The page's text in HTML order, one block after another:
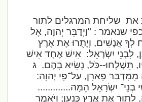
שליחת המרגלים לתור
שנאמר : "וַיְדַבֵּר יְהוָה, אֶל
אֲנָשִׁים, וְיָתֻרוּ אֶת אֶרֶץ
יִשְׂרָאֵל: אִישׁ אֶחָד אִישׁ
תִּשְׁלָחוּ--כֹּל, נָשִׂיא בָהֶם. ג
פָּארָן, עַל־פִּי יְהוָה:
יִשְׂרָאֵל הֵמָּה.............
אֶת אֶרֶץ כְּנָעַן; וַיֹּאמֶר